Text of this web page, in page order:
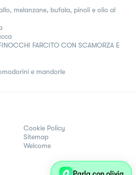
melanzane, bufala, pinoli e olio al
FARCITO CON SCAMORZA E
e mandorle
Cookie Policy
Sitemap
Welcome